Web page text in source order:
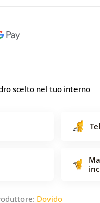
scelto nel tuo interno
Dovido